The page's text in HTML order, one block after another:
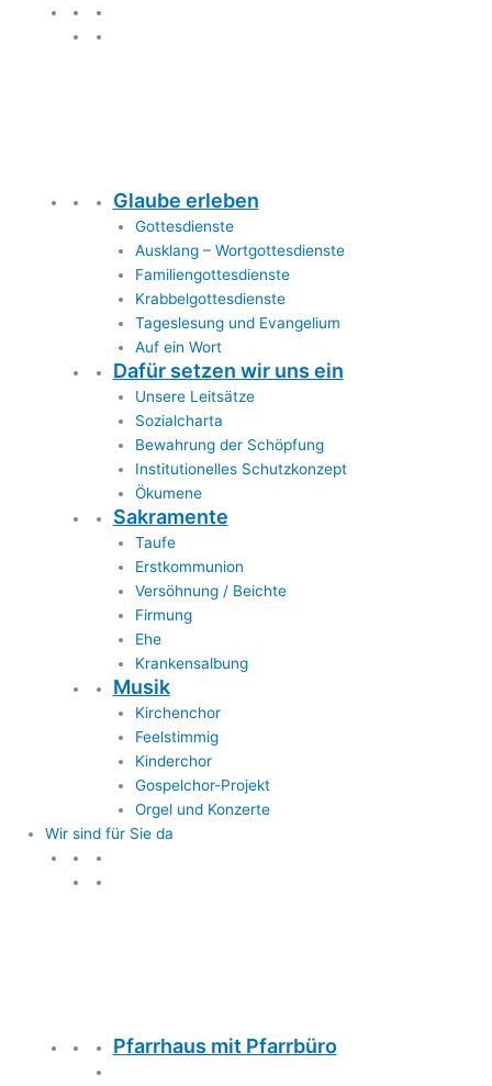
Glaube erleben
Gottesdienste
Ausklang – Wortgottesdienste
Familiengottesdienste
Krabbelgottesdienste
Tageslesung und Evangelium
Auf ein Wort
Dafür setzen wir uns ein
Unsere Leitsätze
Sozialcharta
Bewahrung der Schöpfung
Institutionelles Schutzkonzept
Ökumene
Sakramente
Taufe
Erstkommunion
Versöhnung / Beichte
Firmung
Ehe
Krankensalbung
Musik
Kirchenchor
Feelstimmig
Kinderchor
Gospelchor-Projekt
Orgel und Konzerte
Wir sind für Sie da
Pfarrhaus mit Pfarrbüro